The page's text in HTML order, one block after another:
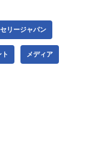
リージャパン
メディア